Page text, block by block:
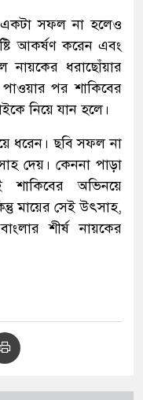
একটা সফল না হলেও
আকর্ষণ করেন এবং
নায়কের ধরাছোঁয়ার
পাওয়ার পর শাকিবের
নিয়ে যান হলে।
ধরেন। ছবি সফল না
দেয়। কেননা পাড়া
শাকিবের অভিনয়ে
মায়ের সেই উৎসাহ,
শীর্ষ নায়কের